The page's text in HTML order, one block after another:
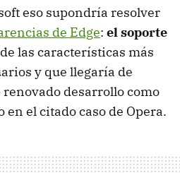
eso supondría resolver
de Edge: el soporte
las características más
y que llegaría de
desarrollo como
en el citado caso de Opera.